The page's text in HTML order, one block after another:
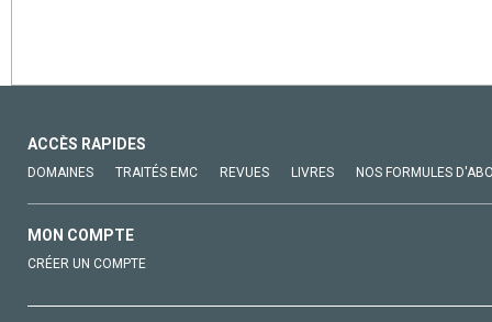
ACCÈS RAPIDES
DOMAINES TRAITÉS EMC REVUES LIVRES NOS FORMULES
MON COMPTE
CRÉER UN COMPTE